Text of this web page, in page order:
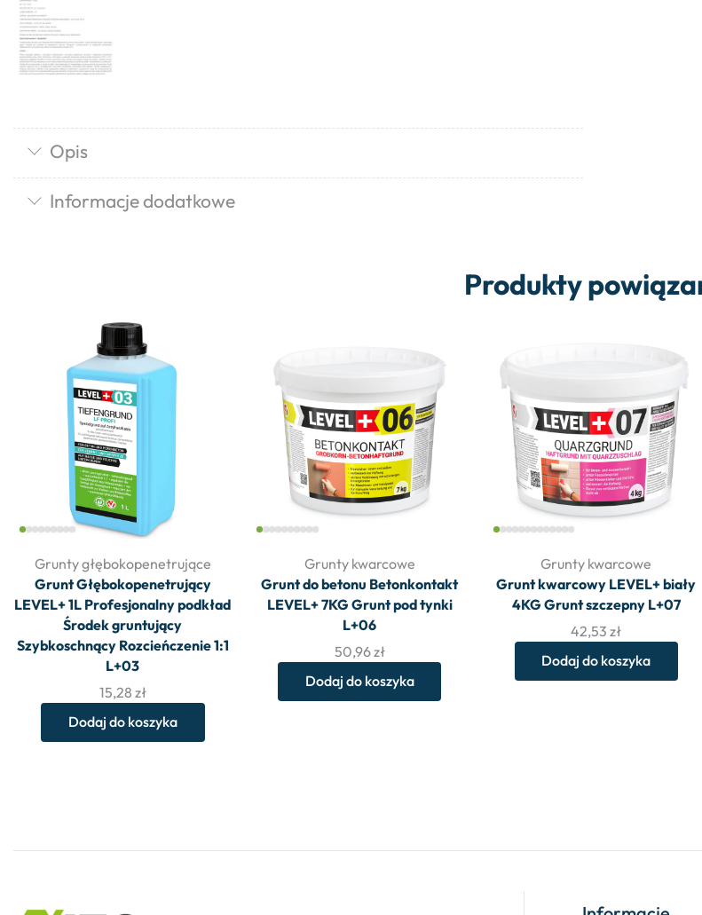
Opis
Informacje dodatkowe
Produkty
Grunty głębokopenetrujące
Grunt Głębokopenetrujący
LEVEL+ 1L Profesjonalny podkład
Środek gruntujący
Szybkoschnący Rozcieńczenie 1:1
L+03
15,28 zł
Dodaj do koszyka
Grunty kwarcowe
Grunt do betonu Betonkontakt
LEVEL+ 7KG Grunt pod tynki
L+06
50,96zł
Dodaj do koszyka
Grunty kwarcowe
Grunt kwarcowy LEVEL+ biały
4KG Grunt szczepny L+07
42,53zł
Dodaj do koszyka